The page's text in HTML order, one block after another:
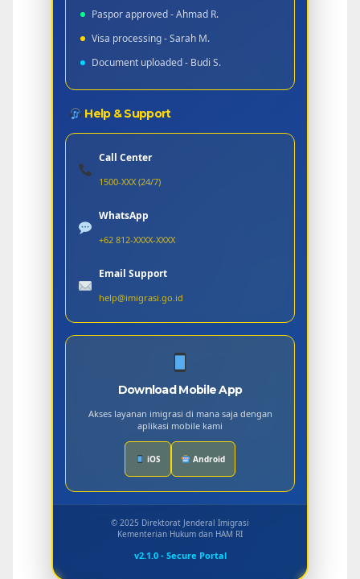
Paspor approved - Ahmad R.
Visa processing - Sarah M.
Document uploaded - Budi S.
Help & Support
Call Center
1500-XXX (24/7)
WhatsApp
+62 812-XXXX-XXXX
Email Support
help@imigrasi.go.id
Download Mobile App
Akses layanan imigrasi di mana saja dengan
aplikasi mobile kami
iOS Android
© 2025 Direktorat Jenderal Imigrasi
Kementerian Hukum dan HAM RI
v2.1.0 - Secure Portal